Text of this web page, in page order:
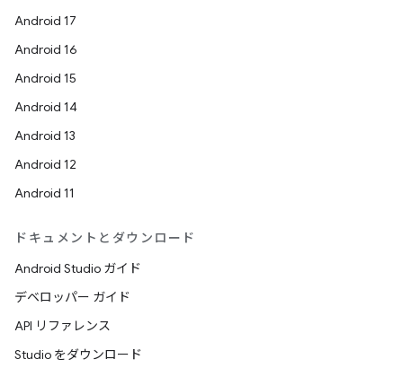
Android 17
Android 16
Android 15
Android 14
Android 13
Android 12
Android 11
ドキュメントとダウンロード
Android Studio ガイド
デベロッパー ガイド
API リファレンス
Studio をダウンロード